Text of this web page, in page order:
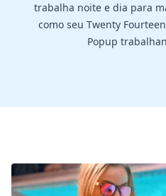
trabalha noite e dia para
como seu Twenty
Popup